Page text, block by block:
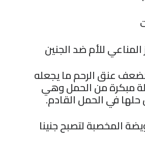
للأم ضد الجنين
عنق الرحم ما يجعله
مبكرة من الحمل وهي
في الحمل القادم.
المخصبة لتصبح جنينا